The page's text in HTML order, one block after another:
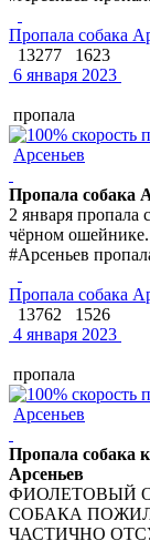
Пропала собака
13277
1623
6 января 2023
пропала
Арсеньев
Пропала собака
2 января пропала
чёрном
#Арсеньев
Пропала собака
13762
1526
4 января 2023
пропала
Арсеньев
Пропала собака
Арсеньев
ФИОЛЕТОВЫЙ
СОБАКА
ЧАСТИЧНО